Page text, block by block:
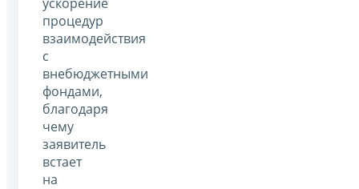
процедур
взаимодействия
с
внебюджетными
фондами,
благодаря
чему
заявитель
встает
на